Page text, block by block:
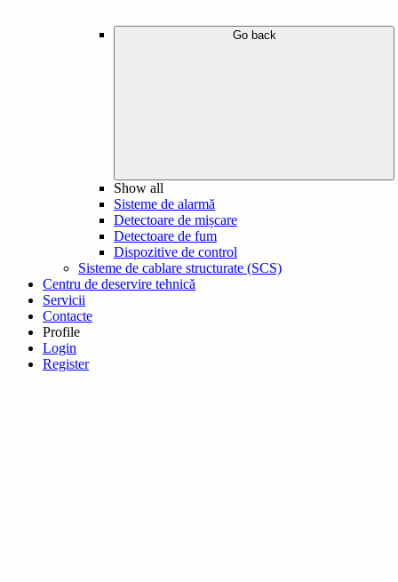
Go back
Show all
Sisteme de alarmă
Detectoare de mișcare
Detectoare de fum
Dispozitive de control
Sisteme de cablare structurate (SCS)
Centru de deservire tehnică
Servicii
Contacte
Profile
Login
Register